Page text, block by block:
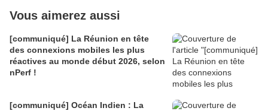
Vous aimerez aussi
[communiqué] La Réunion en tête
des connexions mobiles les plus
réactives au monde début 2026, selon
nPerf !
[communiqué] Océan Indien : La